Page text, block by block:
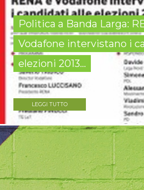
Politica a Banda Larga:
Vodafone intervistano i
elezioni 2013...
LEGGI TUTTO